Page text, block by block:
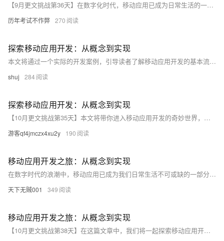
【9月更文挑战第36天】在数字化时代，移动应用已成为日常生活的一部分。本文将深入探讨移动应用的开发过程，包括设计、编码和测试等关键环节。我们将以一个简单计算器应用为例，展示如何从零开始构建一个移动应用。通过这篇文章，你将了解到移动应用开发的基本步骤和关键要素，以及如何将这些元素融合在一起，创造出一个既实用又美观的应用。无论你是初学者还是有一定经验的开发者，这篇文章都将为你提供宝贵的参考和启示。让我们一起踏上这段探索之旅吧！
历年考试不作弊 270
探索移动应用开发：从概念到实现
本文将通过一个实际的开发案例，引导读者了解移动应用开发的基本流程和核心概念。我们将以一个简单的待办事项应用为例，介绍如何从零开始构建一个功能完备的移动应用。在这个过程中，我们将探讨移动操作系统的选择、开发环境的搭建、用户界面的设计以及数据存储的实现等关键步骤。通过本文，读者将获得对移动应用开发全过程的深入了解，并掌握一些实用的开发技巧和最佳实践。
shuj 284
探索移动应用开发：从概念到实现
【10月更文挑战第35天】本文将带你进入移动应用开发的奇妙世界，从基础的概念理解到实际的应用开发。我们将一起探索移动操作系统的基础知识，了解Android和iOS的主要特点，以及如何选择合适的开发工具。接着，我们会介绍一些实用的开发技巧和最佳实践，包括用户界面设计、性能优化、安全性考虑等。最后，我们将通过一个简单的代码示例，展示如何将理论知识转化为实际操作，帮助你在移动应用开发的道路上迈出坚实的一步。无论你是初学者还是有经验的开发者，这篇文章都将为你提供有价值的见解和指导。
游客qf4jmczx4xu2y 190
移动应用开发之旅：从概念到实现
在数字时代的浪潮中，移动应用已成为我们日常生活不可或缺的一部分。本文将带你走进移动应用的开发世界，探索如何从一个简单的想法出发，经历设计、编码、测试直至最终发布的全过程。我们将一起揭开移动操作系统的神秘面纱，了解不同平台的特性，并通过实际代码示例，展示如何在Android和iOS这两大主流平台上打造出色的移动应用。无论你是初学者还是有一定经验的开发者，这篇文章都将为你提供宝贵的知识和启示，让你在移动应用开发的旅程上更加从容不迫。
天下无贼001 349
移动应用开发之旅：从概念到实现
【10月更文挑战第38天】在这篇文章中，我们将一起探索移动应用开发的奇妙世界。我们将从一个简单的想法开始，逐步将其转化为一个功能齐全的移动应用。在这个过程中，我们将深入了解移动操作系统的基本知识，掌握移动应用开发的关键步骤，并学习如何利用现代技术来构建高性能、用户友好的应用。无论你是初学者还是有经验的开发者，这篇文章都将为你提供宝贵的见解和实用的技巧，帮助你在移动应用开发的道路上更进一步。